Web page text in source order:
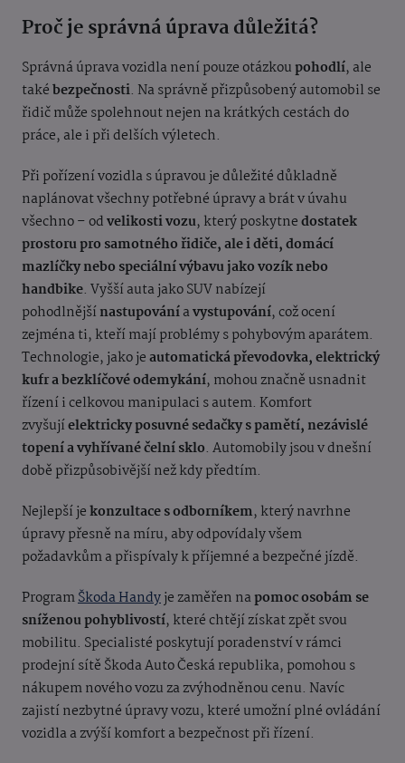
Proč je správná úprava důležitá?
Správná úprava vozidla není pouze otázkou pohodlí, ale
takébezpečnosti. Na správně přizpůsobený automobil se
řidič může spolehnout nejen na krátkých cestách do
práce, ale i při delších výletech.
Při pořízení vozidla s úpravou je důležité důkladně
naplánovat všechny potřebné úpravy a brát v úvahu
všechno – odvelikosti vozu, který poskytnedostatek
prostoru pro samotného řidiče, ale i děti, domácí
mazlíčky nebo speciální výbavu jako vozík nebo
handbike. Vyšší auta jako SUV nabízejí
pohodlnějšínastupováníavystupování, což ocení
zejména ti, kteří mají problémy s pohybovým aparátem.
Technologie, jako jeautomatická převodovka, elektrický
kufr a bezklíčové odemykání, mohou značně usnadnit
řízení i celkovou manipulaci s autem. Komfort
zvyšujíelektricky posuvné sedačky s pamětí, nezávislé
topení a vyhřívané čelní sklo. Automobily jsou v dnešní
době přizpůsobivější než kdy předtím.
Nejlepší jekonzultace s odborníkem, který navrhne
úpravy přesně na míru, aby odpovídaly všem
požadavkům a přispívaly k příjemné a bezpečné jízdě.
ProgramŠkoda Handyje zaměřen napomoc osobám se
sníženou pohyblivostí, které chtějí získat zpět svou
mobilitu. Specialisté poskytují poradenství v rámci
prodejní sítě Škoda Auto Česká republika, pomohou s
nákupem nového vozu za zvýhodněnou cenu. Navíc
zajistí nezbytné úpravy vozu, které umožní plné ovládání
vozidla a zvýší komfort a bezpečnost při řízení.